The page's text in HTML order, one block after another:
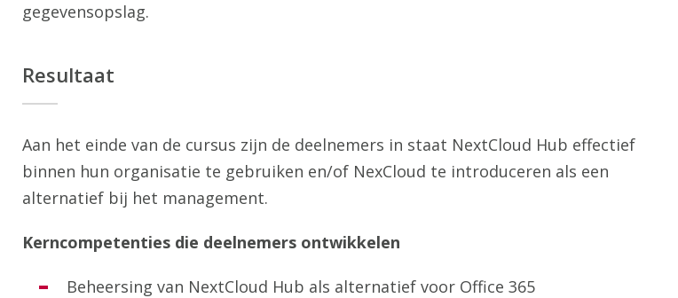
gegevensopslag.
Resultaat
Aan het einde van de cursus zijn de deelnemers in staat NextCloud Hub effectief
binnen hun organisatie te gebruiken en/of NexCloud te introduceren als een
alternatief bij het management.
Kerncompetenties die deelnemers ontwikkelen
Beheersing van NextCloud Hub als alternatief voor Office 365